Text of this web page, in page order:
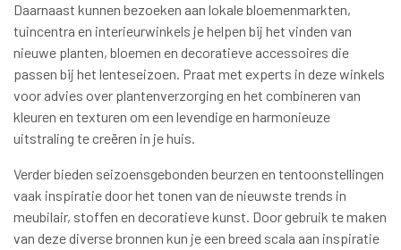
Daarnaast kunnen bezoeken aan lokale bloemenmarkten,
tuincentra en interieurwinkels je helpen bij het vinden van
nieuwe planten, bloemen en decoratieve accessoires die
passen bij het lenteseizoen. Praat met experts in deze winkels
voor advies over plantenverzorging en het combineren van
kleuren en texturen om een levendige en harmonieuze
uitstraling te creëren in je huis.
Verder bieden seizoensgebonden beurzen en tentoonstellingen
vaak inspiratie door het tonen van de nieuwste trends in
meubilair, stoffen en decoratieve kunst. Door gebruik te maken
van deze diverse bronnen kun je een breed scala aan inspiratie